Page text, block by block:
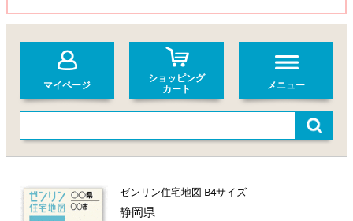
マイページ
ショッピング
カート
メニュー
ゼンリン住宅地図 B4サイズ
静岡県